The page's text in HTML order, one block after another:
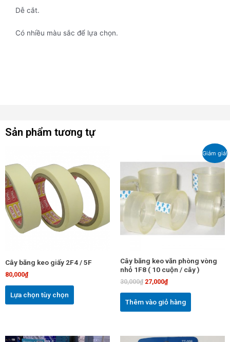
Dễ cắt.
Có nhiều màu sắc để lựa chọn.
Sản phẩm tương tự
Cây băng keo giấy 2F4 / 5F
80,000₫
Lựa chọn tùy chọn
phẩm
này
có
nhiều
thể.
Các
có
được
Giảm giá!
Cây băng keo văn phòng vòng
nhỏ 1F8 ( 10 cuộn / cây )
30,000₫
là:
30,000₫.
27,000₫
tại
là:
Thêm vào giỏ hàng